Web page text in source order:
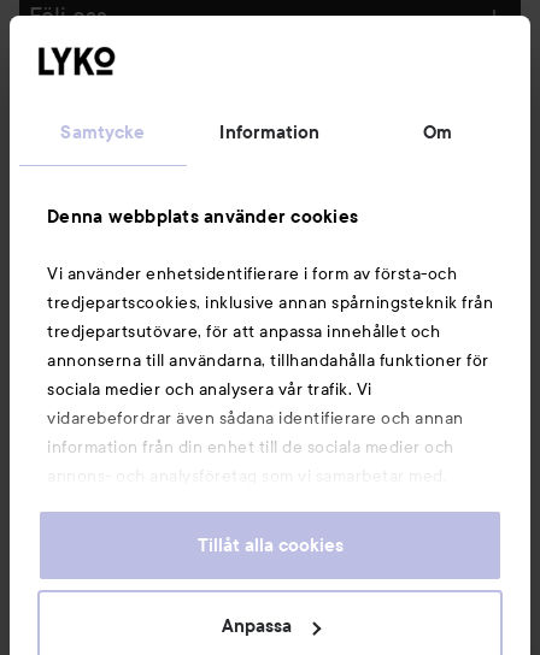
Samtycke Information Om
Denna webbplats använder cookies
Vi använder enhetsidentifierare i form av första-och
tredjepartscookies, inklusive annan spårningsteknik från
tredjepartsutövare, för att anpassa innehållet och
annonserna till användarna, tillhandahålla funktioner för
sociala medier och analysera vår trafik. Vi
vidarebefordrar även sådana identifierare och annan
information från din enhet till de sociala medier och
annons- och analysföretag som vi samarbetar med.
information som du har tillhandahållit eller som de har
våra cookies vid fortsatt användande av vår webbplats.
För information om hur du kan ändra inställningarna för
Tillåt alla cookies
Anpassa
Följ oss
Du kanske också gillar